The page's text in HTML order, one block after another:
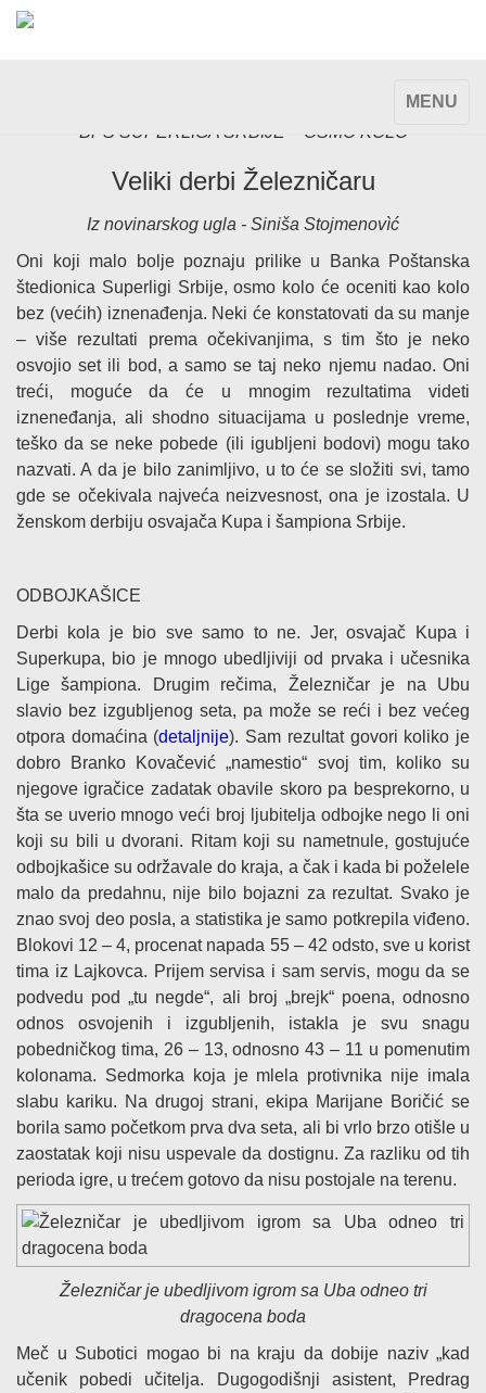
TOGGLE
MENU
BPŠ SUPERLIGA SRBIJE – OSMO KOLO
Veliki derbi Železničaru
Iz novinarskog ugla - Siniša Stojmenovìć
Oni koji malo bolje poznaju prilike u Banka Poštanska
štedionica Superligi Srbije, osmo kolo će oceniti kao kolo
bez (većih) iznenađenja. Neki će konstatovati da su manje
– više rezultati prema očekivanjima, s tim što je neko
osvojio set ili bod, a samo se taj neko njemu nadao. Oni
treći, moguće da će u mnogim rezultatima videti
izneneđanja, ali shodno situacijama u poslednje vreme,
teško da se neke pobede (ili igubljeni bodovi) mogu tako
nazvati. A da je bilo zanimljivo, u to će se složiti svi, tamo
gde se očekivala najveća neizvesnost, ona je izostala. U
ženskom derbiju osvajača Kupa i šampiona Srbije.
ODBOJKAŠICE
Derbi kola je bio sve samo to ne. Jer, osvajač Kupa i
Superkupa, bio je mnogo ubedljiviji od prvaka i učesnika
Lige šampiona. Drugim rečima, Železničar je na Ubu
slavio bez izgubljenog seta, pa može se reći i bez većeg
otpora domaćina (detaljnije). Sam rezultat govori koliko je
dobro Branko Kovačević „namestio“ svoj tim, koliko su
njegove igračice zadatak obavile skoro pa besprekorno, u
šta se uverio mnogo veći broj ljubitelja odbojke nego li oni
koji su bili u dvorani. Ritam koji su nametnule, gostujuće
odbojkašice su održavale do kraja, a čak i kada bi poželele
malo da predahnu, nije bilo bojazni za rezultat. Svako je
znao svoj deo posla, a statistika je samo potkrepila viđeno.
Blokovi 12 – 4, procenat napada 55 – 42 odsto, sve u korist
tima iz Lajkovca. Prijem servisa i sam servis, mogu da se
podvedu pod „tu negde“, ali broj „brejk“ poena, odnosno
odnos osvojenih i izgubljenih, istakla je svu snagu
pobedničkog tima, 26 – 13, odnosno 43 – 11 u pomenutim
kolonama. Sedmorka koja je mlela protivnika nije imala
slabu kariku. Na drugoj strani, ekipa Marijane Boričić se
borila samo početkom prva dva seta, ali bi vrlo brzo otišle u
zaostatak koji nisu uspevale da dostignu. Za razliku od tih
perioda igre, u trećem gotovo da nisu postojale na terenu.
Železničar je ubedljivom igrom sa Uba odneo tri
dragocena boda
Meč u Subotici mogao bi na kraju da dobije naziv „kad
učenik pobedi učitelja. Dugogodišnji asistent, Predrag